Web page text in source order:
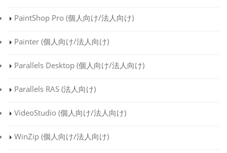
PaintShop Pro (個人向け/法人向け)
Painter (個人向け/法人向け)
Parallels Desktop (個人向け/法人向け)
Parallels RAS (法人向け)
VideoStudio (個人向け/法人向け)
WinZip (個人向け/法人向け)